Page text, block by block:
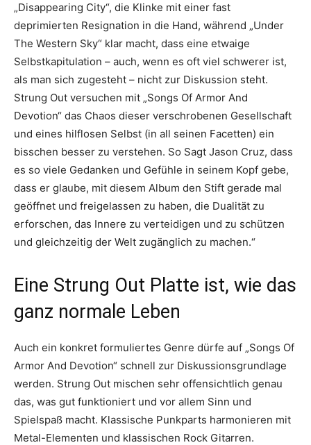
„Disappearing City“, die Klinke mit einer fast
deprimierten Resignation in die Hand, während „Under
The Western Sky“ klar macht, dass eine etwaige
Selbstkapitulation – auch, wenn es oft viel schwerer ist,
als man sich zugesteht – nicht zur Diskussion steht.
Strung Out versuchen mit „Songs Of Armor And
Devotion“ das Chaos dieser verschrobenen Gesellschaft
und eines hilflosen Selbst (in all seinen Facetten) ein
bisschen besser zu verstehen. So Sagt Jason Cruz, dass
es so viele Gedanken und Gefühle in seinem Kopf gebe,
dass er glaube, mit diesem Album den Stift gerade mal
geöffnet und freigelassen zu haben, die Dualität zu
erforschen, das Innere zu verteidigen und zu schützen
und gleichzeitig der Welt zugänglich zu machen.“
Eine Strung Out Platte ist, wie das
ganz normale Leben
Auch ein konkret formuliertes Genre dürfe auf „Songs Of
Armor And Devotion“ schnell zur Diskussionsgrundlage
werden. Strung Out mischen sehr offensichtlich genau
das, was gut funktioniert und vor allem Sinn und
Spielspaß macht. Klassische Punkparts harmonieren mit
Metal-Elementen und klassischen Rock Gitarren.